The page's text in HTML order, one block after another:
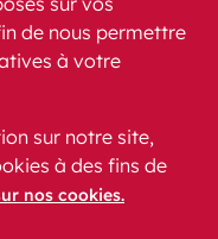
Datenschutz
de nous permettre
à votre
sur notre site,
à des fins de
nos cookies.